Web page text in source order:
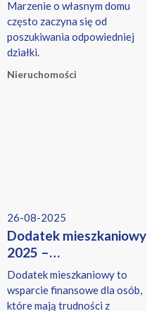
Marzenie o własnym domu
często zaczyna się od
poszukiwania odpowiedniej
działki.
Nieruchomości
26-08-2025
Dodatek mieszkaniowy
2025 –
komu przysługuje i jak
złożyć wniosek?
Dodatek mieszkaniowy to
wsparcie finansowe dla osób,
które mają trudności z